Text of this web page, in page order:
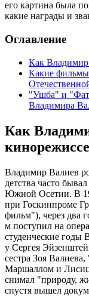
его картина была
какие награды и
Оглавление
Как Владимир
Какие
"Ушба" и
Владимира
Как
Владимир Валиев
детства часто
Южной Осетии. В
при Госкинпроме
фильм"), через два
м поступил на
студенческие годы
у Сергея
сестра Зоя
Маршаллом и
снимал "природу,
спустя вышел